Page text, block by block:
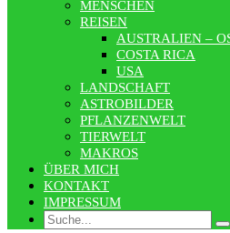
MENSCHEN
REISEN
AUSTRALIEN –
COSTA RICA
USA
LANDSCHAFT
ASTROBILDER
PFLANZENWELT
TIERWELT
MAKROS
ÜBER MICH
KONTAKT
IMPRESSUM
Search